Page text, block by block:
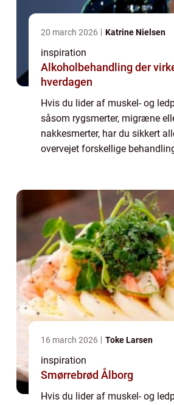
20 march 2026 Katrine Nielsen
inspiration
Alkoholbehandling der
hverdagen
Hvis du lider af muskel- og
såsom rygsmerter, migræne
nakkesmerter, har du sikkert
overvejet forskellige
16 march 2026 Toke Larsen
inspiration
Smørrebrød Ålborg
Hvis du lider af muskel- og